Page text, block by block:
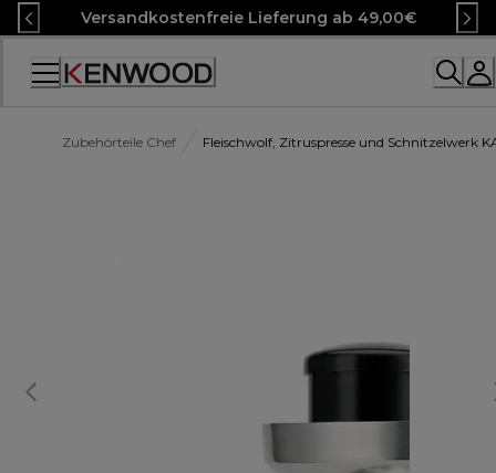
Skip
to
Content
Versandkostenfreie Lieferung ab 49,00€
Accessibility
Zubehörteile Chef Fleischwolf, Zitruspresse und Schnitzelwerk